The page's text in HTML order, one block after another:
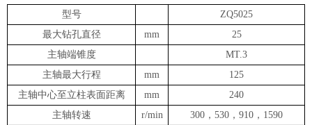
型号
ZQ5025
最大钻孔直径
mm
25
主轴端锥度
MT.3
主轴最大行程
mm
125
主轴中心至立柱表面距离
mm
240
主轴转速
r/min
300，530，910，1590